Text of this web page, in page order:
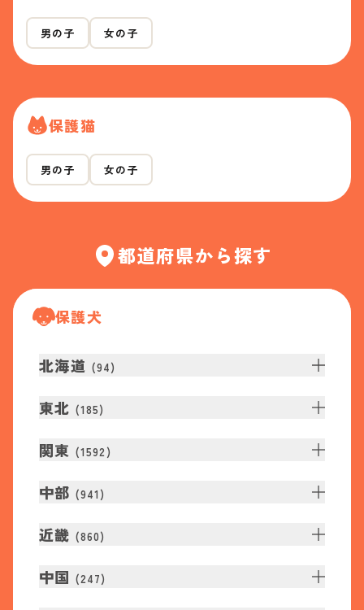
男の子 女の子
保護猫
男の子 女の子
都道府県から探す
保護犬
北海道 (94)
東北 (185)
関東 (1592 )
中部 (941 )
近畿 (860)
中国 (247)